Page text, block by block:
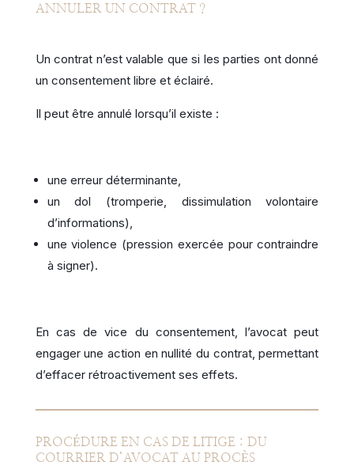
ANNULER UN CONTRAT ?
Un contrat n’est valable que si les parties ont donné
un consentement libre et éclairé.
Il peut être annulé lorsqu’il existe :
une erreur déterminante,
un dol (tromperie, dissimulation volontaire
d’informations),
une violence (pression exercée pour contraindre
à signer).
En cas de vice du consentement, l’avocat peut
engager une action en nullité du contrat, permettant
d’effacer rétroactivement ses effets.
PROCÉDURE EN CAS DE LITIGE : DU
COURRIER D’AVOCAT AU PROCÈS